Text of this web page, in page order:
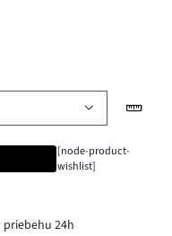
[node-product-
wishlist]
24h